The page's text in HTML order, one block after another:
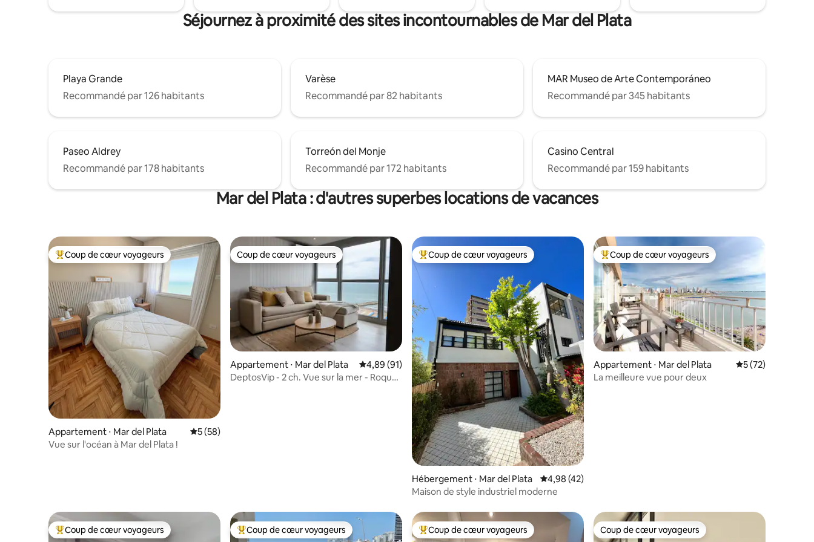
Séjournez à proximité des sites incontournables de Mar del Plata
Playa Grande
Recommandé par 126 habitants
Varèse
Recommandé par 82 habitants
MAR Museo de Arte Contemporáneo
Recommandé par 345 habitants
Paseo Aldrey
Recommandé par 178 habitants
Torreón del Monje
Recommandé par 172 habitants
Casino Central
Recommandé par 159 habitants
Mar del Plata : d'autres superbes locations de vacances
Coups de cœur voyageurs les plus appréciés
Coup de cœur voyageurs
Appartement ⋅ Mar del Plata Évaluation moyenne sur la base de 58 commentaires : 5 sur 5
5 (58)
Vue sur l'océan à Mar del Plata !
Coup de cœur voyageurs
Coup de cœur voyageurs
Appartement ⋅ Mar del Plata Évaluation moyenne sur la base de 91 commentaires : 4,89 sur 5
4,89 (91)
DeptosVip - 2 ch. Vue sur la mer - Roque
Coups de cœur voyageurs les plus appréciés
Coup de cœur voyageurs
Hébergement ⋅ Mar del Plata Évaluation moyenne sur la base de 42 commentaires : 4,98 sur 5
4,98 (42)
Maison de style industriel moderne
Coups de cœur voyageurs les plus appréciés
Coup de cœur voyageurs
Appartement ⋅ Mar del Plata Évaluation
5 (72)
La meilleure vue pour deux
Coups de cœur voyageurs les plus appréciés
Coup de cœur voyageurs Coups de cœur voyageurs les plus appréciés
Coup de cœur voyageurs Coups de cœur voyageurs les plus appréciés
Coup de cœur voyageurs Coup de cœur voyageurs
Coup de cœur voyageurs